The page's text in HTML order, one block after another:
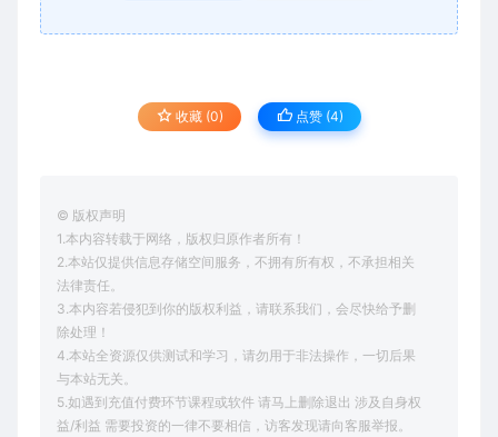
收藏 (0) 点赞 (4)
© 版权声明
1.本内容转载于网络，版权归原作者所有！
2.本站仅提供信息存储空间服务，不拥有所有权，不承担相关
法律责任。
3.本内容若侵犯到你的版权利益，请联系我们，会尽快给予删
除处理！
4.本站全资源仅供测试和学习，请勿用于非法操作，一切后果
与本站无关。
5.如遇到充值付费环节课程或软件 请马上删除退出 涉及自身权
益/利益 需要投资的一律不要相信，访客发现请向客服举报。